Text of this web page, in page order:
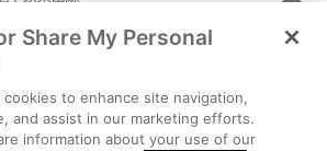
３６
ルート
を見る
地下鉄桜通線
２７-３
Share My Personal
to enhance site navigation,
and assist in our marketing efforts.
information about your use of our